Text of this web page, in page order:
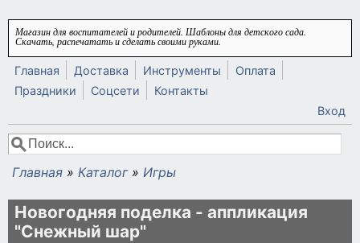
Перейти к основному содержанию
Магазин для воспитателей и родителей. Шаблоны для детского сада.
Скачать, распечатать и сделать своими руками.
Главная Доставка Инструменты
Оплата
Праздники
Соцсети
Контакты
Вход
Форма поиска
Поиск
Вы здесь
Главная » Каталог » Игры
Новогодняя поделка - аппликация
"Снежный шар"